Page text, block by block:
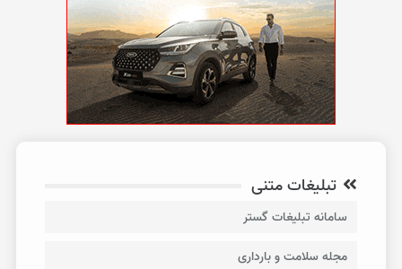
تبلیغات متنی
سامانه تبلیغات گستر
مجله سلامت و بارداری